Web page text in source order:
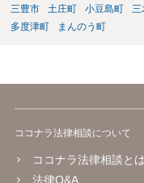
要が出てきます。 あなた
婦関係は良好なのか、あな
三豊市
土庄町 小豆島町 三
多度津町
まんのう町
ココナラ法律相談について
ココナラ法律相談とは
法律Q&A